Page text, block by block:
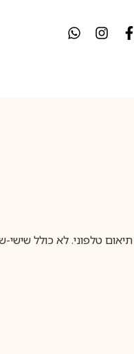
בימים א-ה, קבלת המשלוח תבוצע עד חמישה ימי עסקים מיום שלאחר ביצוע ההזמנה, בין השעות 9:00-21:00 כולל